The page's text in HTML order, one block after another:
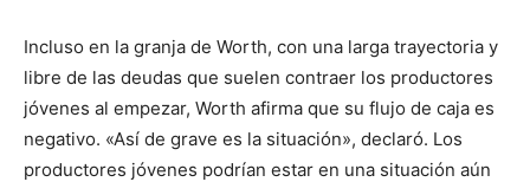
Incluso en la granja de Worth, con una larga trayectoria y
libre de las deudas que suelen contraer los productores
jóvenes al empezar, Worth afirma que su flujo de caja es
negativo. «Así de grave es la situación», declaró. Los
productores jóvenes podrían estar en una situación aún